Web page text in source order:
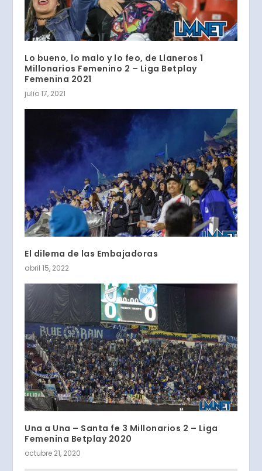
Lo bueno, lo malo y lo feo, de Llaneros 1
Millonarios Femenino 2 – Liga Betplay
Femenina 2021
julio 17, 2021
El dilema de las Embajadoras
abril 15, 2022
Una a Una – Santa fe 3 Millonarios 2 – Liga
Femenina Betplay 2020
octubre 21, 2020